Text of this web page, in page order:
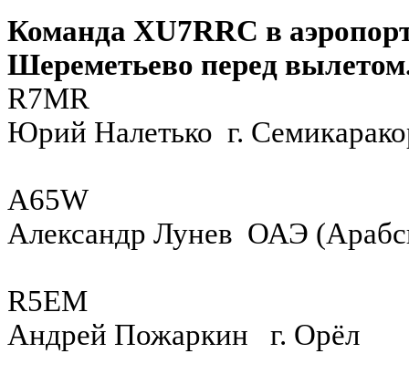
Команда XU7RRC в
Шереметьево перед
R7MR
Юрий Налетько г.
A65W
Александр Лунев ОАЭ
R5EM
Андрей Пожаркин г. Орёл